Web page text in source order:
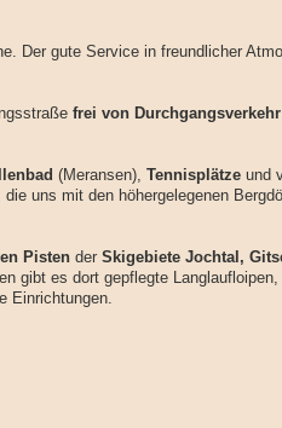
Der gute Service in freundlicher
frei von Durchgangsverkehr
(Meransen), Tennisplätze und
uns mit den höhergelegenen
Pisten der Skigebiete Jochtal,
gibt es dort gepflegte
Einrichtungen.